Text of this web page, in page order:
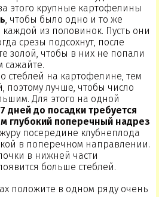
этого крупные картофелины
, чтобы было одно и то же
каждой из половинок. Пусть они
срезы подсохнут, после
золой, чтобы в них не попали
сажайте.
стеблей на картофелине, тем
поэтому лучше, чтобы число
Для этого на одной
дней до посадки требуется
глубокий поперечный надрез
посередине клубнеплода
в поперечном направлении.
в нижней части
больше стеблей.
положите в одном ряду очень